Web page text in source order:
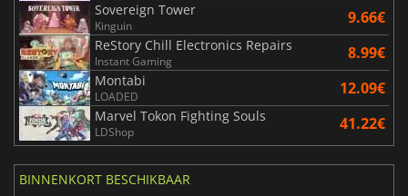
Sovereign Tower
Kinguin 9.66€
ReStory Chill Electronics Repairs
Instant Gaming 8.99€
Montabi
LOADED 12.09€
Marvel Tokon Fighting Souls
LDShop 41.22€
BINNENKORT BESCHIKBAAR